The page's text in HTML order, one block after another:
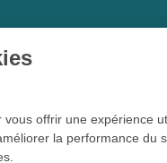
la santé publique et à l’arrêté du
qui peuvent faire l’objet
1
offrir une expérience
la performance du